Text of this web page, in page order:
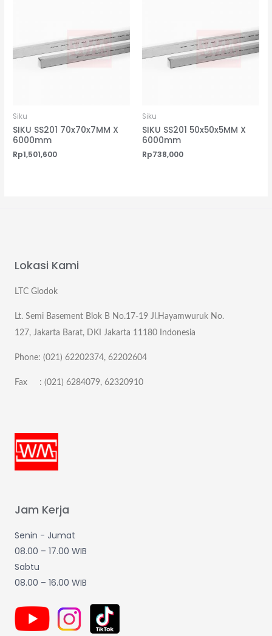
Siku
SIKU SS201 70x70x7MM X
6000mm
Rp1,501,600
Siku
SIKU SS201 50x50x5MM X
6000mm
Rp738,000
Lokasi Kami
LTC Glodok
Lt. Semi Basement Blok B No.17-19 Jl.Hayamwuruk No.
127, Jakarta Barat, DKI Jakarta 11180 Indonesia
Phone: (021) 62202374, 62202604
Fax : (021) 6284079, 62320910
Jam Kerja
Senin - Jumat
08.00 – 17.00 WIB
Sabtu
08.00 – 16.00 WIB